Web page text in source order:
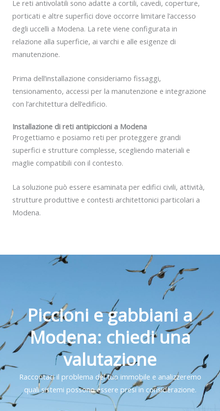
Le reti antivolatili sono adatte a cortili, cavedi, coperture,
porticati e altre superfici dove occorre limitare l’accesso
degli uccelli a Modena. La rete viene configurata in
relazione alla superficie, ai varchi e alle esigenze di
manutenzione.
Prima dell’installazione consideriamo fissaggi,
tensionamento, accessi per la manutenzione e integrazione
con l’architettura dell’edificio.
Installazione di reti antipiccioni a Modena
Progettiamo e posiamo reti per proteggere grandi
superfici e strutture complesse, scegliendo materiali e
maglie compatibili con il contesto.
La soluzione può essere esaminata per edifici civili, attività,
strutture produttive e contesti architettonici particolari a
Modena.
Piccioni e gabbiani a
Modena: chiedi una
valutazione
Raccontaci il problema del tuo immobile e analizzeremo
quali sistemi possono essere presi in considerazione.